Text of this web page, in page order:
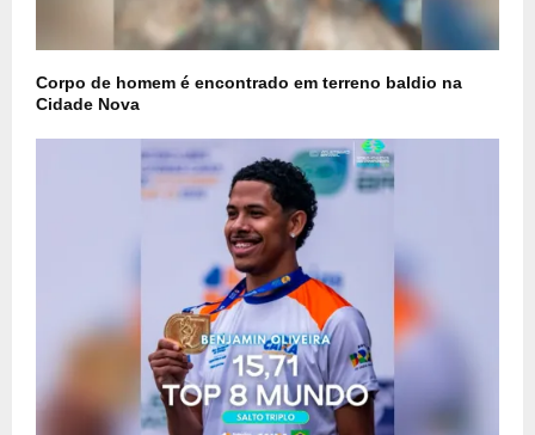
Corpo de homem é encontrado em terreno baldio na
Cidade Nova